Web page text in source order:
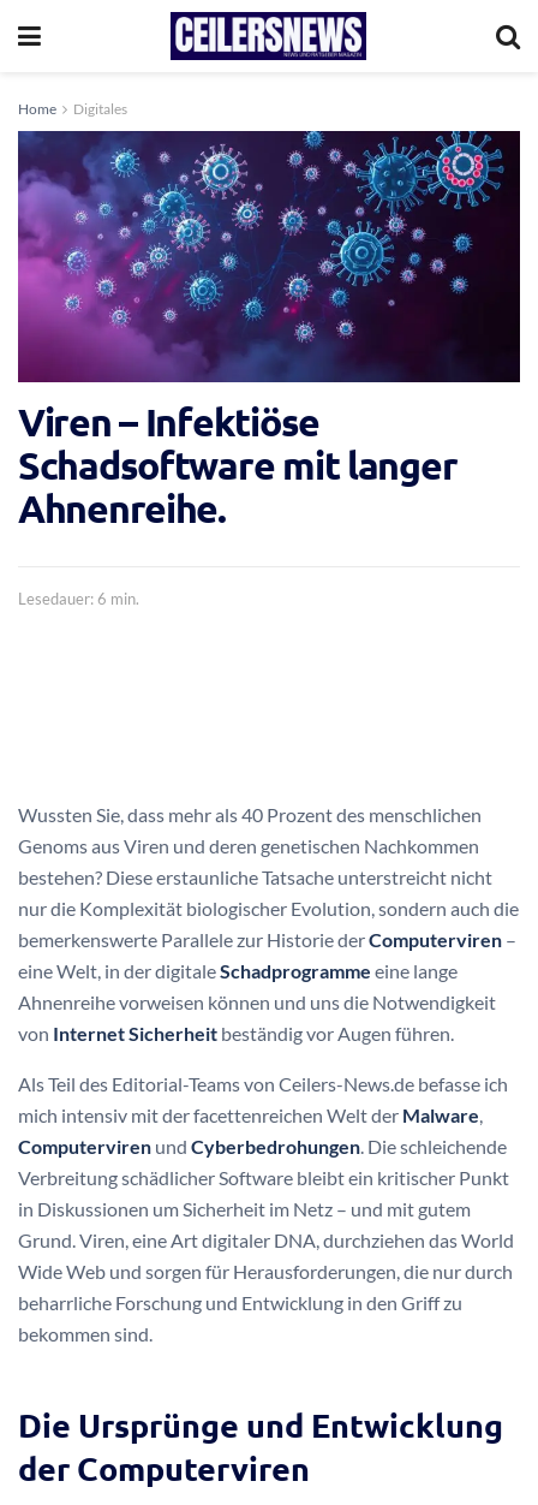
Home Digitales
Viren – Infektiöse
Schadsoftware mit langer
Ahnenreihe.
Lesedauer: 6 min.
Wussten Sie, dass mehr als 40 Prozent des menschlichen
Genoms aus Viren und deren genetischen Nachkommen
bestehen? Diese erstaunliche Tatsache unterstreicht nicht
nur die Komplexität biologischer Evolution, sondern auch die
bemerkenswerte Parallele zur Historie derComputerviren –
eine Welt, in der digitaleSchadprogramme eine lange
Ahnenreihe vorweisen können und uns die Notwendigkeit
von Internet Sicherheit beständig vor Augen führen.
Als Teil des Editorial-Teams von Ceilers-News.de befasse ich
mich intensiv mit der facettenreichen Welt der Malware,
Computerviren und Cyberbedrohungen. Die schleichende
Verbreitung schädlicher Software bleibt ein kritischer Punkt
in Diskussionen um Sicherheit im Netz – und mit gutem
Grund. Viren, eine Art digitaler DNA, durchziehen das World
Wide Web und sorgen für Herausforderungen, die nur durch
beharrliche Forschung und Entwicklung in den Griff zu
bekommen sind.
Die Ursprünge und Entwicklung
der Computerviren